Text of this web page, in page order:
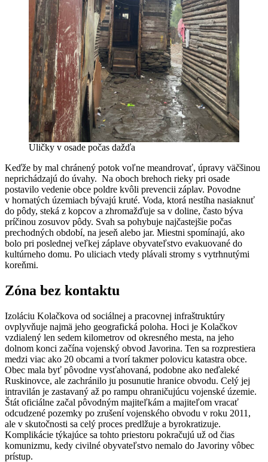
Uličky v osade počas dažďa
Keďže by mal chránený potok voľne meandrovať, úpravy väčšinou
neprichádzajú do úvahy. Na oboch brehoch rieky pri osade
postavilo vedenie obce poldre kvôli prevencii záplav. Povodne
v hornatých územiach bývajú kruté. Voda, ktorá nestíha nasiaknuť
do pôdy, steká z kopcov a zhromažďuje sa v doline, často býva
príčinou zosuvov pôdy. Svah sa pohybuje najčastejšie počas
prechodných období, na jeseň alebo jar. Miestni spomínajú, ako
bolo pri poslednej veľkej záplave obyvateľstvo evakuované do
kultúrneho domu. Po uliciach vtedy plávali stromy s vytrhnutými
koreňmi.
Zóna bez kontaktu
Izoláciu Kolačkova od sociálnej a pracovnej infraštruktúry
ovplyvňuje najmä jeho geografická poloha. Hoci je Kolačkov
vzdialený len sedem kilometrov od okresného mesta, na jeho
dolnom konci začína vojenský obvod Javorina. Ten sa rozprestiera
medzi viac ako 20 obcami a tvorí takmer polovicu katastra obce.
Obec mala byť pôvodne vysťahovaná, podobne ako neďaleké
Ruskinovce, ale zachránilo ju posunutie hranice obvodu. Celý jej
intravilán je zastavaný až po rampu ohraničujúcu vojenské územie.
Štát oficiálne začal pôvodným majiteľkám a majiteľom vracať
odcudzené pozemky po zrušení vojenského obvodu v roku 2011,
ale v skutočnosti sa celý proces predlžuje a byrokratizuje.
Komplikácie týkajúce sa tohto priestoru pokračujú už od čias
komunizmu, kedy civilné obyvateľstvo nemalo do Javoriny vôbec
prístup.